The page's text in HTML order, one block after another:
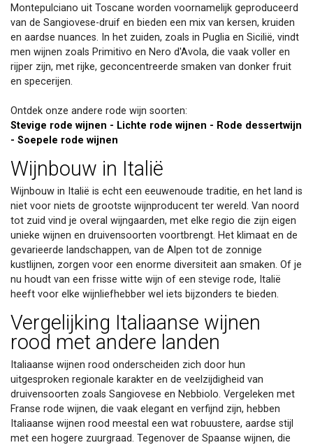
Montepulciano uit Toscane worden voornamelijk geproduceerd
van de Sangiovese-druif en bieden een mix van kersen, kruiden
en aardse nuances. In het zuiden, zoals in Puglia en Sicilië, vindt
men wijnen zoals Primitivo en Nero d'Avola, die vaak voller en
rijper zijn, met rijke, geconcentreerde smaken van donker fruit
en specerijen.
Ontdek onze andere rode wijn soorten:
Stevige rode wijnen - Lichte rode wijnen - Rode dessertwijn
- Soepele rode wijnen
Wijnbouw in Italië
Wijnbouw in Italië is echt een eeuwenoude traditie, en het land is
niet voor niets de grootste wijnproducent ter wereld. Van noord
tot zuid vind je overal wijngaarden, met elke regio die zijn eigen
unieke wijnen en druivensoorten voortbrengt. Het klimaat en de
gevarieerde landschappen, van de Alpen tot de zonnige
kustlijnen, zorgen voor een enorme diversiteit aan smaken. Of je
nu houdt van een frisse witte wijn of een stevige rode, Italië
heeft voor elke wijnliefhebber wel iets bijzonders te bieden.
Vergelijking Italiaanse wijnen
rood met andere landen
Italiaanse wijnen rood onderscheiden zich door hun
uitgesproken regionale karakter en de veelzijdigheid van
druivensoorten zoals Sangiovese en Nebbiolo. Vergeleken met
Franse rode wijnen, die vaak elegant en verfijnd zijn, hebben
Italiaanse wijnen rood meestal een wat robuustere, aardse stijl
met een hogere zuurgraad. Tegenover de Spaanse wijnen, die